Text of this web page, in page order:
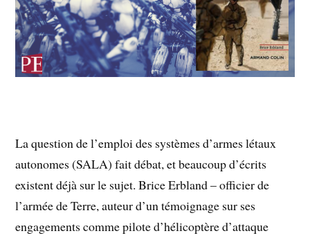
La question de l’emploi des systèmes d’armes létaux
autonomes (SALA) fait débat, et beaucoup d’écrits
existent déjà sur le sujet. Brice Erbland – officier de
l’armée de Terre, auteur d’un témoignage sur ses
engagements comme pilote d’hélicoptère d’attaque